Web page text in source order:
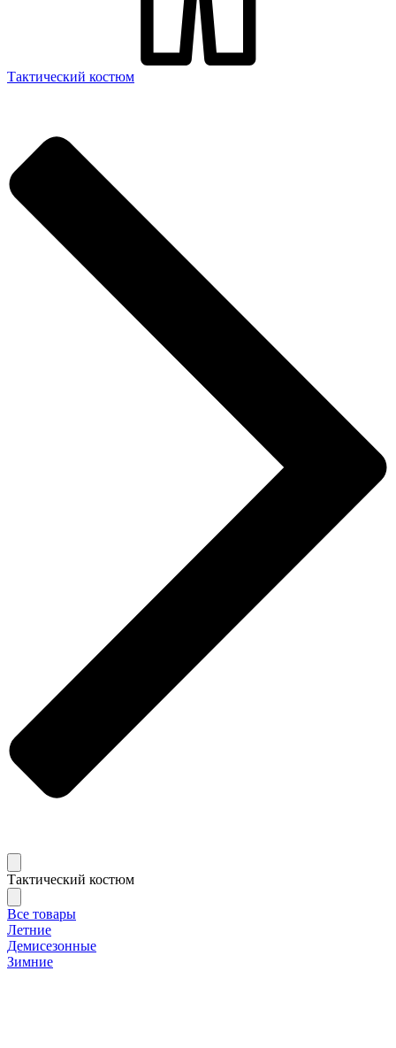
Тактический костюм
Тактический костюм
Все товары
Летние
Демисезонные
Зимние